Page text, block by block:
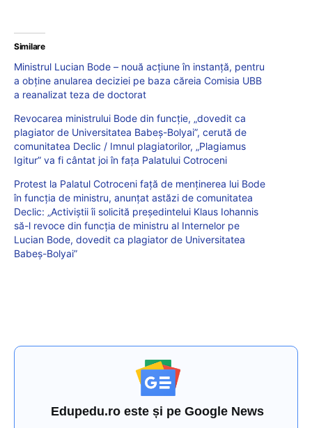
Similare
Ministrul Lucian Bode – nouă acțiune în instanță, pentru
a obține anularea deciziei pe baza căreia Comisia UBB
a reanalizat teza de doctorat
Revocarea ministrului Bode din funcție, „dovedit ca
plagiator de Universitatea Babeș-Bolyai”, cerută de
comunitatea Declic / Imnul plagiatorilor, „Plagiamus
Igitur” va fi cântat joi în fața Palatului Cotroceni
Protest la Palatul Cotroceni față de menținerea lui Bode
în funcția de ministru, anunțat astăzi de comunitatea
Declic: „Activiștii îi solicită președintelui Klaus Iohannis
să-l revoce din funcția de ministru al Internelor pe
Lucian Bode, dovedit ca plagiator de Universitatea
Babeș-Bolyai”
Edupedu.ro este și pe Google News